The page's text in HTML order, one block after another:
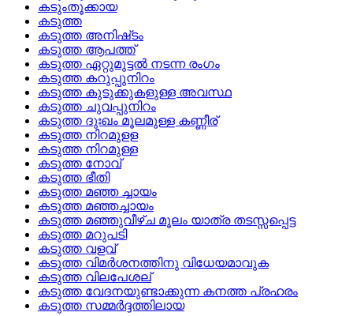
കടുംതൂക്കായ
കടുത്ത
കടുത്ത അനിഷ്‌ടം
കടുത്ത ആപത്ത്
കടുത്ത ഏറ്റുമുട്ടല്‍ നടന്ന രംഗം
കടുത്ത കറുപ്പുനിറം
കടുത്ത കുടുക്കുകളുള്ള അവസ്ഥ
കടുത്ത ചുവപ്പുനിറം
കടുത്ത ദുഃഖം മൂലമുള്ള കണ്ണീര്
കടുത്ത നിറമുളള
കടുത്ത നിറമുള്ള
കടുത്ത നോവ്
കടുത്ത ഭീതി
കടുത്ത മഞ്ഞ ച്ചായം
കടുത്ത മഞ്ഞച്ചായം
കടുത്ത മഞ്ഞുവീഴ്‌ച മൂലം യാത്ര തടസ്സപ്പെട്ട
കടുത്ത മറുപടി
കടുത്ത വളവ്
കടുത്ത വിമര്‍ശനത്തിനു വിധേയമാവുക
കടുത്ത വിലപേശല്
കടുത്ത വേദനയുണ്ടാക്കുന്ന കനത്ത പ്രഹരം
കടുത്ത സമ്മര്‍ദ്ദത്തിലായ